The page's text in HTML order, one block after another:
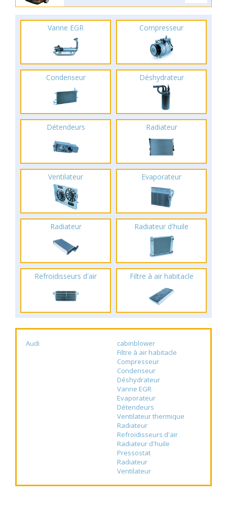
Vanne EGR Compresseur
Condenseur Déshydrateur
Détendeurs Radiateur
Ventilateur Evaporateur
Radiateur Radiateur d'huile
Refroidisseurs d'air Filtre à air habitacle
Audi
cabinblower
Filtre à air habitacle
Compresseur
Condenseur
Déshydrateur
Vanne EGR
Evaporateur
Détendeurs
Ventilateur thermique
Radiateur
Refroidisseurs d'air
Radiateur d'huile
Pressostat
Radiateur
Ventilateur